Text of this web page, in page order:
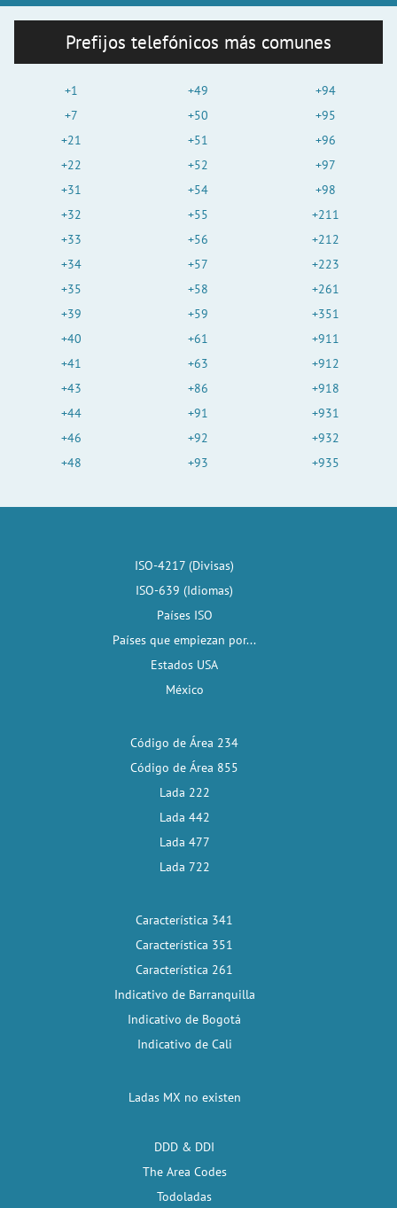
Prefijos telefónicos más comunes
+1
+7
+21
+22
+31
+32
+33
+34
+35
+39
+40
+41
+43
+44
+46
+48
+49
+50
+51
+52
+54
+55
+56
+57
+58
+59
+61
+63
+86
+91
+92
+93
+94
+95
+96
+97
+98
+211
+212
+223
+261
+351
+911
+912
+918
+931
+932
+935
ISO-4217 (Divisas)
ISO-639 (Idiomas)
Países ISO
Países que empiezan por...
Estados USA
México
Código de Área 234
Código de Área 855
Lada 222
Lada 442
Lada 477
Lada 722
Característica 341
Característica 351
Característica 261
Indicativo de Barranquilla
Indicativo de Bogotá
Indicativo de Cali
Ladas MX no existen
DDD & DDI
The Area Codes
Todoladas